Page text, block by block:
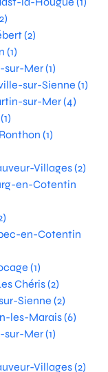
(2)
(1)
Mer (1)
sur-Sienne (1)
sur-Mer (4)
(1)
Villages (2)
en-Cotentin
en-Cotentin
(1)
Chéris (2)
Sienne (2)
les-Marais (6)
Mer (1)
Villages (2)